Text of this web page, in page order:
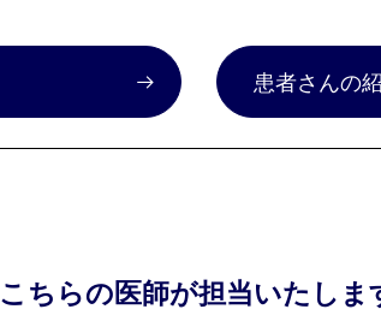
患者さんの
こちらの医師が担当いたしま